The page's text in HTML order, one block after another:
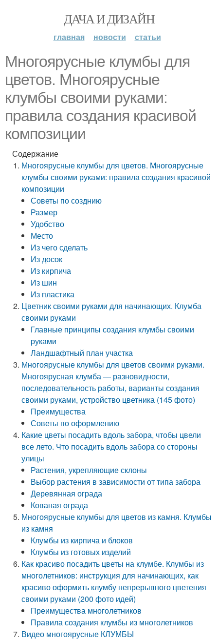
ДАЧА И ДИЗАЙН
главная новости статьи
Многоярусные клумбы для
цветов. Многоярусные
клумбы своими руками:
правила создания красивой
композиции
Содержание
Многоярусные клумбы для цветов. Многоярусные
клумбы своими руками: правила создания красивой
композиции
Советы по созднию
Размер
Удобство
Место
Из чего сделать
Из досок
Из кирпича
Из шин
Из пластика
Цветник своими руками для начинающих. Клумба
своими руками
Главные принципы создания клумбы своими
руками
Ландшафтный план участка
Многоярусные клумбы для цветов своими руками.
Многоярусная клумба — разновидности,
последовательность работы, варианты создания
своими руками, устройство цветника (145 фото)
Преимущества
Советы по оформлению
Какие цветы посадить вдоль забора, чтобы цвели
все лето. Что посадить вдоль забора со стороны
улицы
Растения, укрепляющие склоны
Выбор растения в зависимости от типа забора
Деревянная ограда
Кованая ограда
Многоярусные клумбы для цветов из камня. Клумбы
из камня
Клумбы из кирпича и блоков
Клумбы из готовых изделий
Как красиво посадить цветы на клумбе. Клумбы из
многолетников: инструкция для начинающих, как
красиво оформить клумбу непрерывного цветения
своими руками (200 фото идей)
Преимущества многолетников
Правила создания клумбы из многолетников
Видео многоярусные КЛУМБЫ